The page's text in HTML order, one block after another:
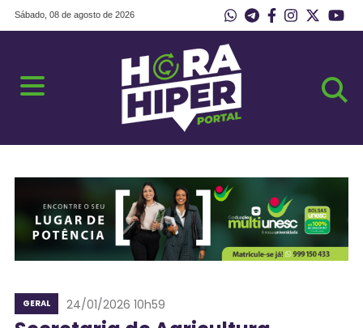
Sábado, 08 de agosto de 2026
GERAL 24/01/2026 10h59